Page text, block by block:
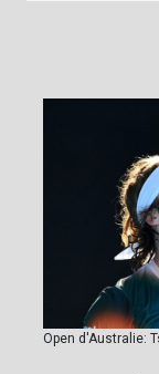
Open d'Australie: